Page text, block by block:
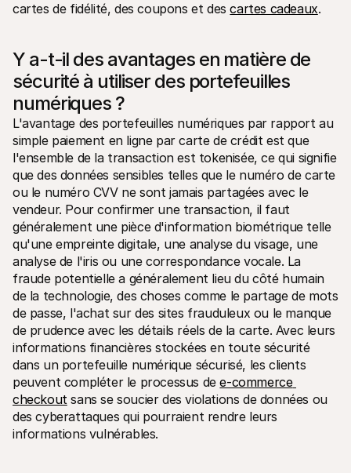
cartes de fidélité, des coupons et des cartes cadeaux.
Y a-t-il des avantages en matière de
sécurité à utiliser des portefeuilles
numériques ?
L'avantage des portefeuilles numériques par rapport au
simple paiement en ligne par carte de crédit est que
l'ensemble de la transaction est tokenisée, ce qui signifie
que des données sensibles telles que le numéro de carte
ou le numéro CVV ne sont jamais partagées avec le
vendeur. Pour confirmer une transaction, il faut
généralement une pièce d'information biométrique telle
qu'une empreinte digitale, une analyse du visage, une
analyse de l'iris ou une correspondance vocale. La
fraude potentielle a généralement lieu du côté humain
de la technologie, des choses comme le partage de mots
de passe, l'achat sur des sites frauduleux ou le manque
de prudence avec les détails réels de la carte. Avec leurs
informations financières stockées en toute sécurité
dans un portefeuille numérique sécurisé, les clients
peuvent compléter le processus de e-commerce
checkout sans se soucier des violations de données ou
des cyberattaques qui pourraient rendre leurs
informations vulnérables.